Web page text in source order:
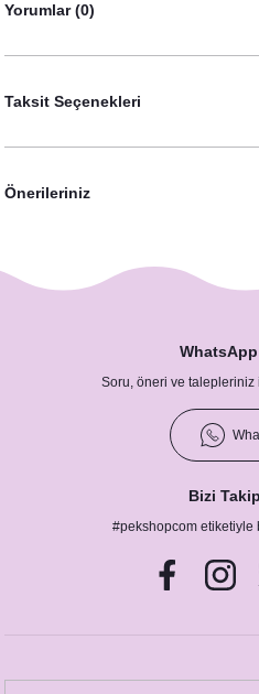
Kırmızı Başlıklı Kız Konsept Taş Magnet
27,00 TL
Yorumlar (0)
Taksit Seçenekleri
Önerileriniz
Soru, öneri ve
Bizi
#pekshopcom